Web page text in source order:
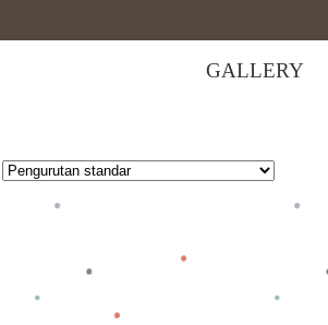
GALLERY